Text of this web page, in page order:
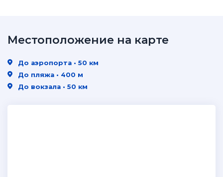
Местоположение на карте
До аэропорта • 50 км
До пляжа • 400 м
До вокзала • 50 км